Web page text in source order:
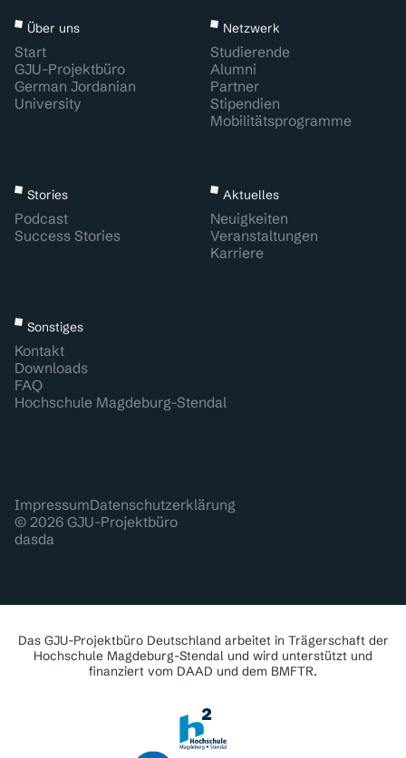
Über uns
Start
GJU-Projektbüro
German Jordanian
University
Netzwerk
Studierende
Alumni
Partner
Stipendien
Mobilitätsprogramme
Stories
Podcast
Success Stories
Aktuelles
Neuigkeiten
Veranstaltungen
Karriere
Sonstiges
Kontakt
Downloads
FAQ
Hochschule Magdeburg-Stendal
© 2026 GJU-Projektbüro
ImpressumDatenschutzerklärung
dasda
Das GJU-Projektbüro Deutschland arbeitet in Trägerschaft der
Hochschule Magdeburg-Stendal und wird unterstützt und
finanziert vom DAAD und dem BMFTR.